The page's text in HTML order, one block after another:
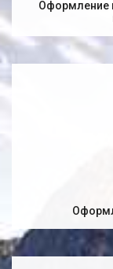
Оформление